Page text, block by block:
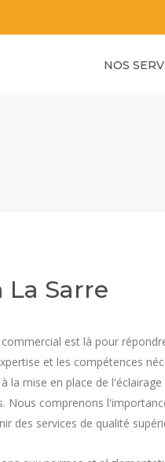
NOS
Sarre
est là pour
et les compétences
la mise en place de
Nous comprenons
des services de qualité